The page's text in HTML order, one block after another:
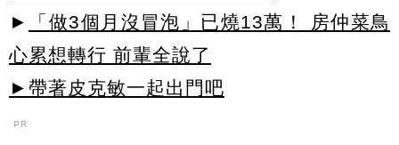
►
「做3個月沒冒泡」已燒13萬！ 房仲菜鳥
心累想轉行 前輩全說了
►帶著皮克敏一起出門吧
PR